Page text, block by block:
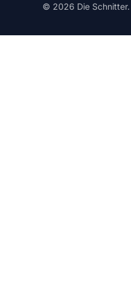
© 2026 Die